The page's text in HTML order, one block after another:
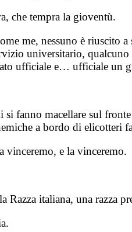
che tempra la gioventù.
me, nessuno è riuscito
universitario,
ufficiale e… ufficiale un
si fanno macellare sul
a bordo di elicotteri
vinceremo, e la vinceremo.
Razza italiana, una razza